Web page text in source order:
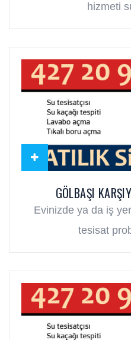
hizmeti
GÖLBAŞI
Evinizde ya da iş
tesisat